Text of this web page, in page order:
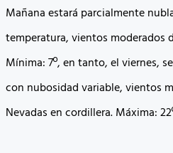
Mañana estará parcialmente
temperatura, vientos moderados
Mínima: 7º, en tanto, el viernes,
con nubosidad variable, vientos
Nevadas en cordillera. Máxima: